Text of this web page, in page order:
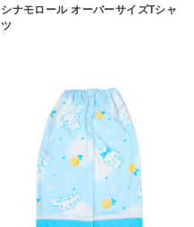
シナモロール オーバーサイズTシャ
ツ